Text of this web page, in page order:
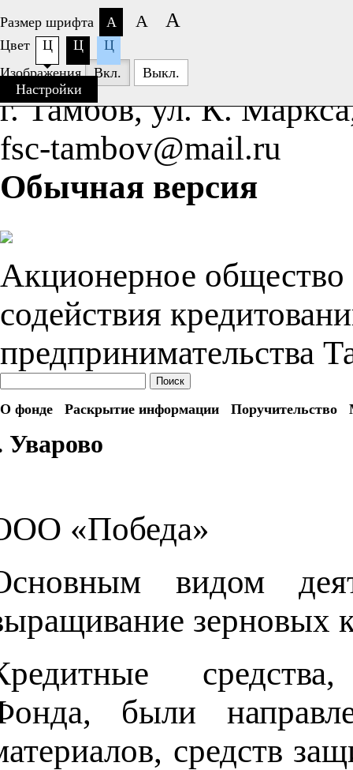
Размер шрифта А А А
Цвет Ц Ц
Ц
Изображения Вкл.
Выкл.
Настройки
+7 (4752)63-77-26
г. Тамбов, ул. К.
fsc-tambov@mail.ru
Обычная версия
Акционерное
содействия
предпринимательства
Поиск
О фонде Раскрытие информации Поручительство
Уварово
«Победа»
видом
зерновых
были
средств